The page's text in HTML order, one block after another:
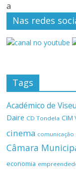
a
Nas redes
Tags
Académico de Viseu
Daire CD Tondela CIM
cinema comunicação
Câmara
economia